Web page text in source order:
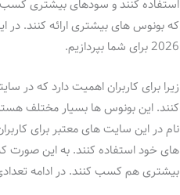
استفاده کنند و سودهای بیشتری
که بونوس های بیشتری ارائه کنند.
2026 برای شما بپردازیم.
زیرا برای کاربران اهمیت دارد که در
کنند. این بونوس ها بسیار مختلف
نام در این سایت های معتبر برای
های خود استفاده کنند. به این صورت
بیشتری هم کسب کنند. در ادامه